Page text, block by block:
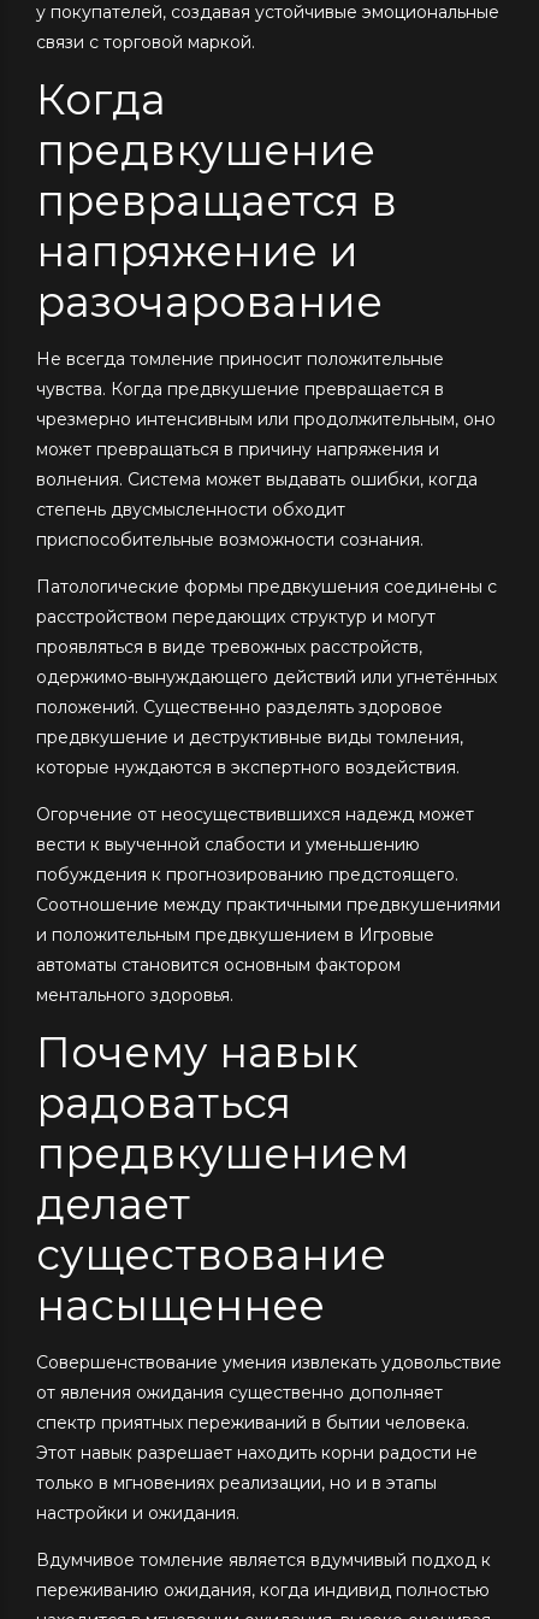
у покупателей, создавая устойчивые эмоциональные
связи с торговой маркой.
Когда
предвкушение
превращается в
напряжение и
разочарование
Не всегда томление приносит положительные
чувства. Когда предвкушение превращается в
чрезмерно интенсивным или продолжительным, оно
может превращаться в причину напряжения и
волнения. Система может выдавать ошибки, когда
степень двусмысленности обходит
приспособительные возможности сознания.
Патологические формы предвкушения соединены с
расстройством передающих структур и могут
проявляться в виде тревожных расстройств,
одержимо-вынуждающего действий или угнетённых
положений. Существенно разделять здоровое
предвкушение и деструктивные виды томления,
которые нуждаются в экспертного воздействия.
Огорчение от неосуществившихся надежд может
вести к выученной слабости и уменьшению
побуждения к прогнозированию предстоящего.
Соотношение между практичными предвкушениями
и положительным предвкушением в Игровые
автоматы становится основным фактором
ментального здоровья.
Почему навык
радоваться
предвкушением
делает
существование
насыщеннее
Совершенствование умения извлекать удовольствие
от явления ожидания существенно дополняет
спектр приятных переживаний в бытии человека.
Этот навык разрешает находить корни радости не
только в мгновениях реализации, но и в этапы
настройки и ожидания.
Вдумчивое томление является вдумчивый подход к
переживанию ожидания, когда индивид полностью